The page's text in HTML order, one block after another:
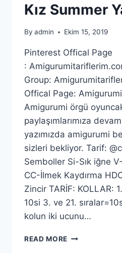
Kız Summer
By admin Ekim 15, 2019
Pinterest Offical Page
:
Group:
Offical Page:
Amigurumi örgü
paylaşımlarımıza
yazımızda amigurumi
sizleri bekliyor. Tarif:
Semboller Si-Sık iğne
CC-İlmek Kaydırma
Zincir TARİF: KOLLAR:
10si 3. ve 21.
kolun iki ucunu…
READ MORE AMIGURUMI